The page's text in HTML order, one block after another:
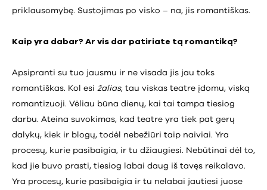
priklausomybę. Sustojimas po visko – na, jis romantiškas.
Kaip yra dabar? Ar vis dar patiriate tą romantiką?
Apsipranti su tuo jausmu ir ne visada jis jau toks
romantiškas. Kol esi žalias, tau viskas teatre įdomu, viską
romantizuoji. Vėliau būna dienų, kai tai tampa tiesiog
darbu. Ateina suvokimas, kad teatre yra tiek pat gerų
dalykų, kiek ir blogų, todėl nebežiūri taip naiviai. Yra
procesų, kurie pasibaigia, ir tu džiaugiesi. Nebūtinai dėl to,
kad jie buvo prasti, tiesiog labai daug iš tavęs reikalavo.
Yra procesų, kurie pasibaigia ir tu nelabai jautiesi juose